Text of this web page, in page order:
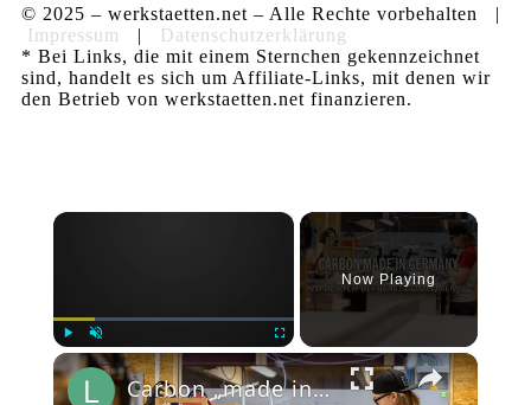
© 2025 – werkstaetten.net – Alle Rechte vorbehalten |
Impressum
| Datenschutzerklärung
* Bei Links, die mit einem Sternchen gekennzeichnet
sind, handelt es sich um Affiliate-Links, mit denen wir
den Betrieb von werkstaetten.net finanzieren.
×
Play Unmute Fullscreen
Now Playing
×
Carbon „made in Germany“: Zu Besuch bei Beast Components in Dresden